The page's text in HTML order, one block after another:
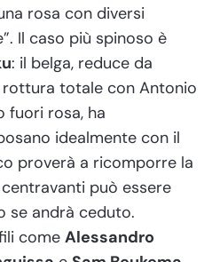
rosa con diversi
Il caso più spinoso è
: il belga, reduce da
totale con Antonio
fuori rosa, ha
idealmente con il
proverà a ricomporre la
può essere
se andrà ceduto.
come Alessandro